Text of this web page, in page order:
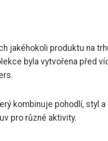
jakéhokoli produktu na
byla vytvořena před
kombinuje pohodlí, styl
pro různé aktivity.